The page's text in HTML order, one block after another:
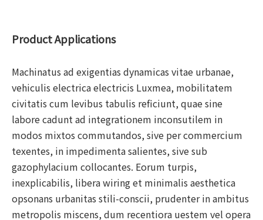
Product Applications
Machinatus ad exigentias dynamicas vitae urbanae,
vehiculis electrica electricis Luxmea, mobilitatem
civitatis cum levibus tabulis reficiunt, quae sine
labore cadunt ad integrationem inconsutilem in
modos mixtos commutandos, sive per commercium
texentes, in impedimenta salientes, sive sub
gazophylacium collocantes. Eorum turpis,
inexplicabilis, libera wiring et minimalis aesthetica
opsonans urbanitas stili-conscii, prudenter in ambitus
metropolis miscens, dum recentiora uestem vel opera